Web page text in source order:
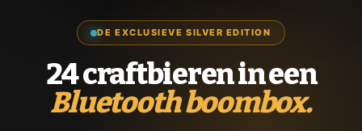
DE EXCLUSIEVE SILVER EDITION
24 craftbieren in een
Bluetooth boombox.